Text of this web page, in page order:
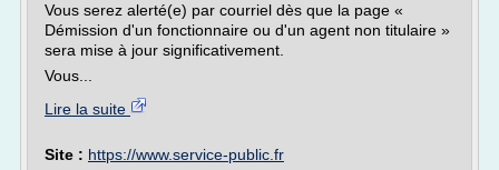
Vous serez alerté(e) par courriel dès que la page «
Démission d'un fonctionnaire ou d'un agent non titulaire »
sera mise à jour significativement.
Vous...
Lire la suite
Site : https://www.service-public.fr